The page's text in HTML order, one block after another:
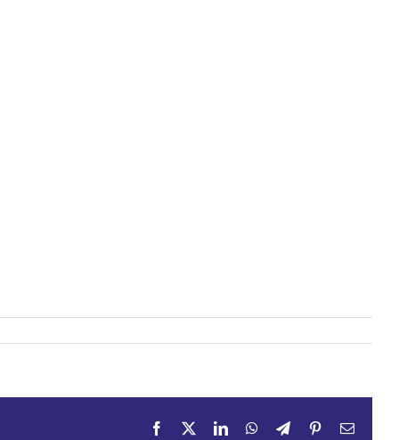
Facebook LinkedInWhatsApp
TelegramPinterestCorreo